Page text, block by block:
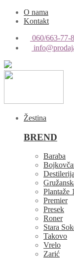
O nama
Kontakt
060/663-77-
Žestina
BREND
Baraba
Plantaže
Premier
Presek
Roner
Stara
Takovo
Vrelo
Zarić